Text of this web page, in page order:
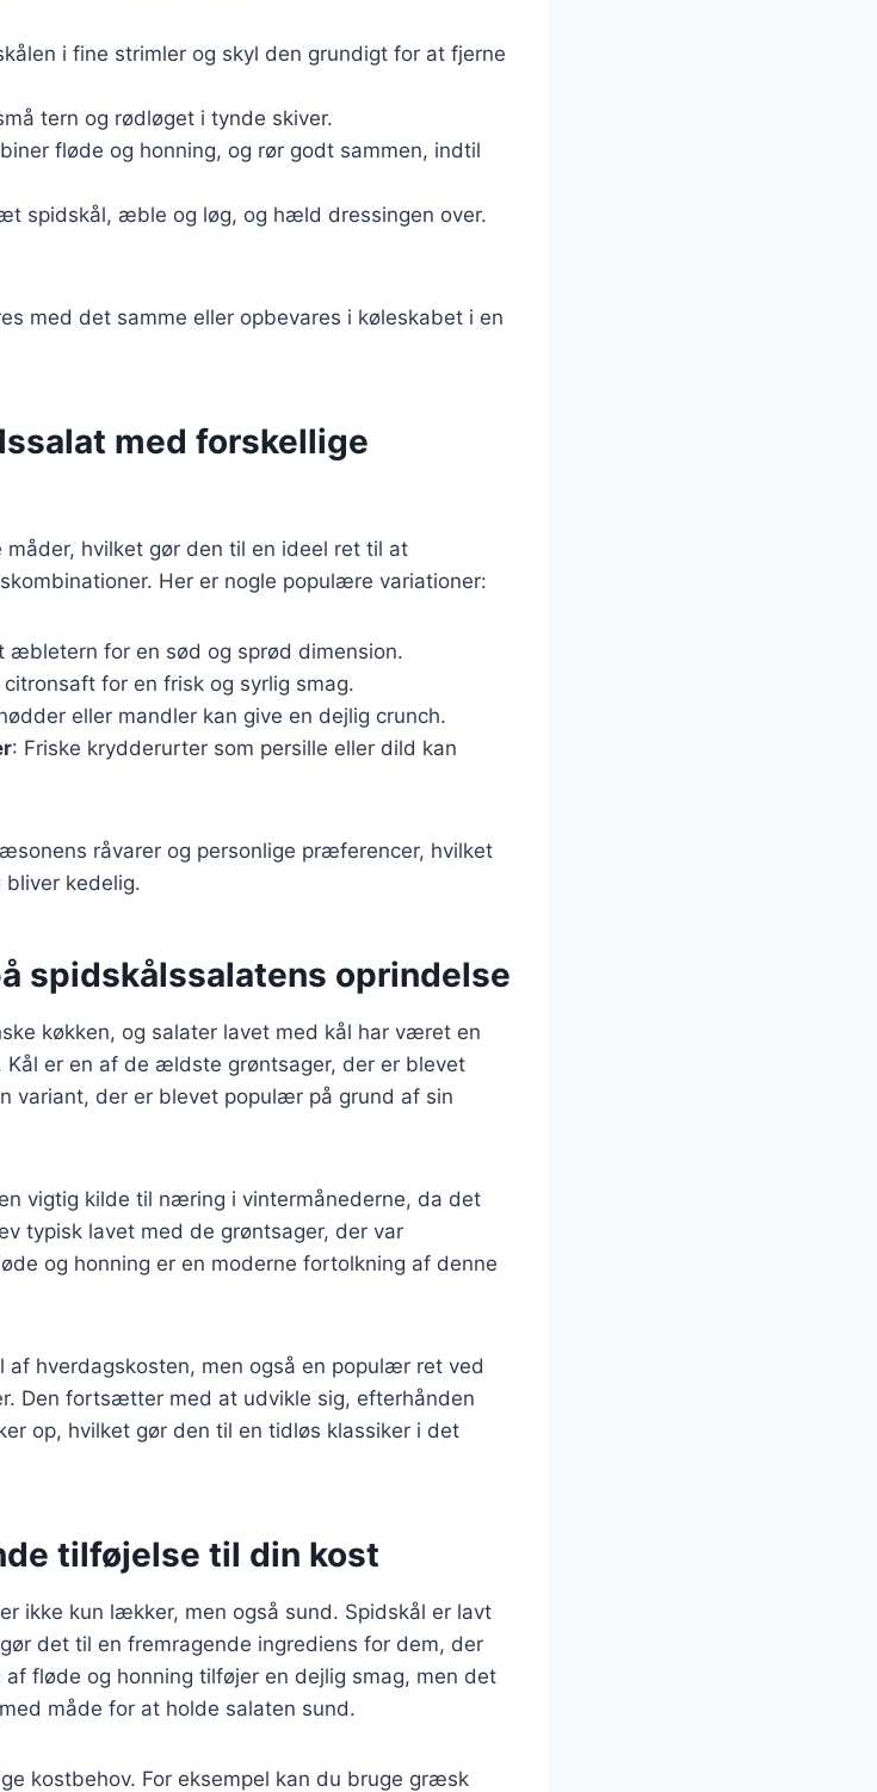
i fine strimler og skyl den grundigt for at fjerne
tern og rødløget i tynde skiver.
fløde og honning, og rør godt sammen, indtil
spidskål, æble og løg, og hæld dressingen over.
med det samme eller opbevares i køleskabet i en
med forskellige
hvilket gør den til en ideel ret til at
Her er nogle populære variationer:
æbletern for en sød og sprød dimension.
citronsaft for en frisk og syrlig smag.
eller mandler kan give en dejlig crunch.
: Friske krydderurter som persille eller dild kan
råvarer og personlige præferencer, hvilket
kedelig.
spidskålssalatens oprindelse
køkken, og salater lavet med kål har været en
er en af de ældste grøntsager, der er blevet
variant, der er blevet populær på grund af sin
vigtig kilde til næring i vintermånederne, da det
typisk lavet med de grøntsager, der var
og honning er en moderne fortolkning af denne
af hverdagskosten, men også en populær ret ved
Den fortsætter med at udvikle sig, efterhånden
op, hvilket gør den til en tidløs klassiker i det
tilføjelse til din kost
ikke kun lækker, men også sund. Spidskål er lavt
det til en fremragende ingrediens for dem, der
fløde og honning tilføjer en dejlig smag, men det
måde for at holde salaten sund.
kostbehov. For eksempel kan du bruge græsk